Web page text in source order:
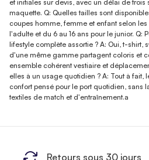
et initiales sur devis, avec un délai de
maquette. Q: Quelles tailles sont
coupes homme, femme et enfant selon
l'adulte et du 6 au 16 ans pour le junior. Q:
lifestyle complète assortie ? A: Oui, t-shirt,
d'une même gamme partagent coloris et
ensemble cohérent vestiaire et
elles à un usage quotidien ? A: Tout à fait,
confort pensé pour le port quotidien, sans
textiles de match et d'entraînement.a
Retours sous 30 jours